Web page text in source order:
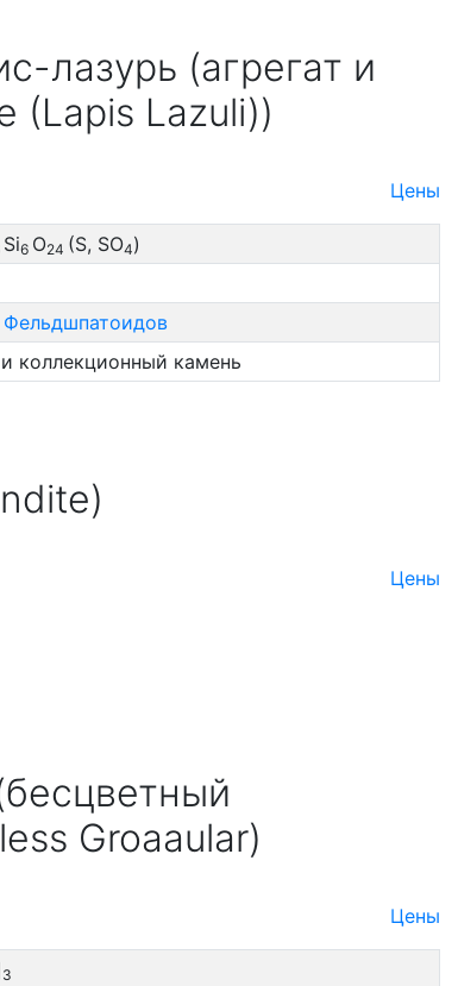
лазурь (агрегат и
(Lapis Lazuli))
Цены
Si6 O24 (S, SO4)
коллекционный камень
Цены
Groaaular)
Цены
3